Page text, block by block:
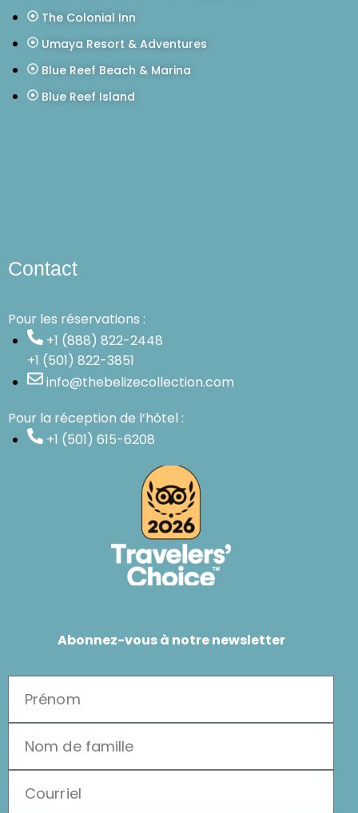
The Colonial Inn
Umaya Resort & Adventures
Blue Reef Beach & Marina
Blue Reef Island
Contact
Pour les réservations :
+1 (888) 822-2448
+1 (501) 822-3851
info@thebelizecollection.com
Pour la réception de l’hôtel :
+1 (501) 615-6208
Abonnez-vous à notre newsletter